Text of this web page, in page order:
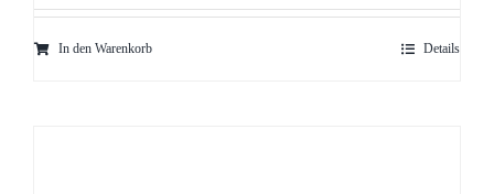
In den Warenkorb Details